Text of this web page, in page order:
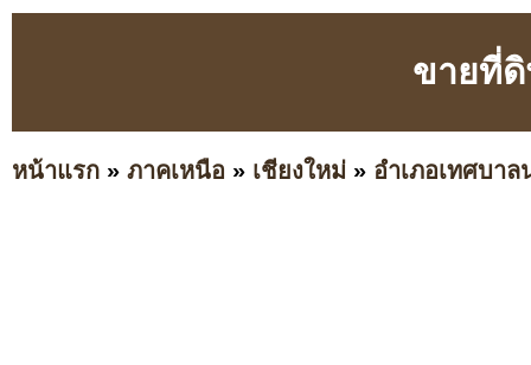
ขายที่ดิ
หน้าแรก » ภาคเหนือ » เชียงใหม่ » อำเภอเทศบาล